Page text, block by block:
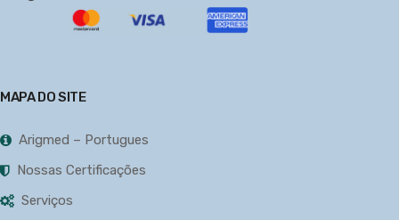
MAPA DO SITE
Arigmed – Portugues
Nossas Certificações
Serviços